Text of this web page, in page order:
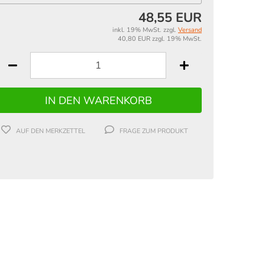
48,55 EUR
inkl. 19% MwSt. zzgl. Versand
40,80 EUR zzgl. 19% MwSt.
AUF DEN MERKZETTEL FRAGE ZUM PRODUKT